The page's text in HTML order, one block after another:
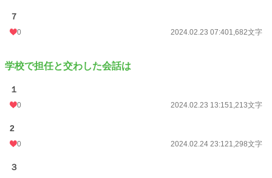
７
0 2024.02.23 07:401,682文字
学校で担任と交わした会話は
１
0 2024.02.23 13:151,213文字
2
0 2024.02.24 23:121,298文字
３